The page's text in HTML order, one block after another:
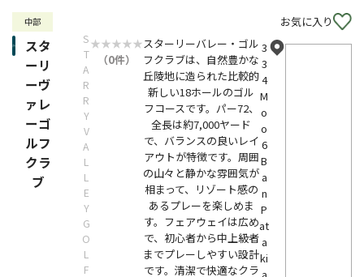
中部 お気に入り
スタ
ーリ
ーヴ
ァレ
ーゴ
ルフ
クラ
ブ
S
T
A
R
R
Y
V
A
L
L
E
Y
G
O
L
F
（0件）
スターリーバレー・ゴル
フクラブは、自然豊かな
丘陵地に造られた比較的
新しい18ホールのゴル
フコースです。パー72、
全長は約7,000ヤード
で、バランスの良いレイ
アウトが特徴です。周囲
の山々と静かな雰囲気が
相まって、リゾート感の
あるプレーを楽しめま
す。フェアウェイは広め
で、初心者から中上級者
までプレーしやすい設計
です。清潔で快適なクラ
3
3
4
M
o
o
6
B
a
n
P
at
a
ki